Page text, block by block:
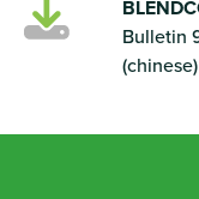
Bulletin
(chinese)